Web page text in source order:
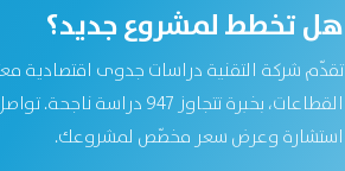
هل تخطط لمشروع جديد؟
تقدّم شركة التقنية دراسات جدوى اقتصادية
القطاعات، بخبرة تتجاوز 947
استشارة وعرض سعر مخصّص لمشروعك.